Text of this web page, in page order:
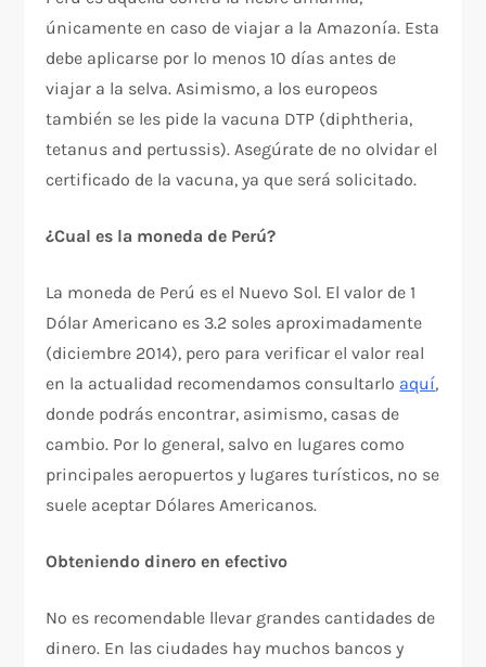
únicamente en caso de viajar a la Amazonía. Esta
debe aplicarse por lo menos 10 días antes de
viajar a la selva. Asimismo, a los europeos
también se les pide la vacuna DTP (diphtheria,
tetanus and pertussis). Asegúrate de no olvidar el
certificado de la vacuna, ya que será solicitado.
¿Cual es la moneda de Perú?
La moneda de Perú es el Nuevo Sol. El valor de 1
Dólar Americano es 3.2 soles aproximadamente
(diciembre 2014), pero para verificar el valor real
en la actualidad recomendamos consultarlo aquí,
donde podrás encontrar, asimismo, casas de
cambio. Por lo general, salvo en lugares como
principales aeropuertos y lugares turísticos, no se
suele aceptar Dólares Americanos.
Obteniendo dinero en efectivo
No es recomendable llevar grandes cantidades de
dinero. En las ciudades hay muchos bancos y